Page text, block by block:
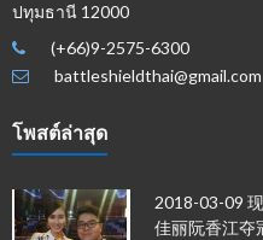
ปทุมธานี 12000
(+66)9-2575-6300
battleshieldthai@gmail.com
โพสต์ล่าสุด
2018-03-09
佳丽阮香江夺